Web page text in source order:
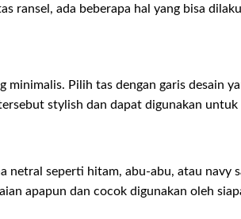
ransel, ada beberapa hal yang bisa
Pilih tas dengan garis desain
stylish dan dapat digunakan untuk
netral seperti hitam, abu-abu, atau navy
apapun dan cocok digunakan oleh